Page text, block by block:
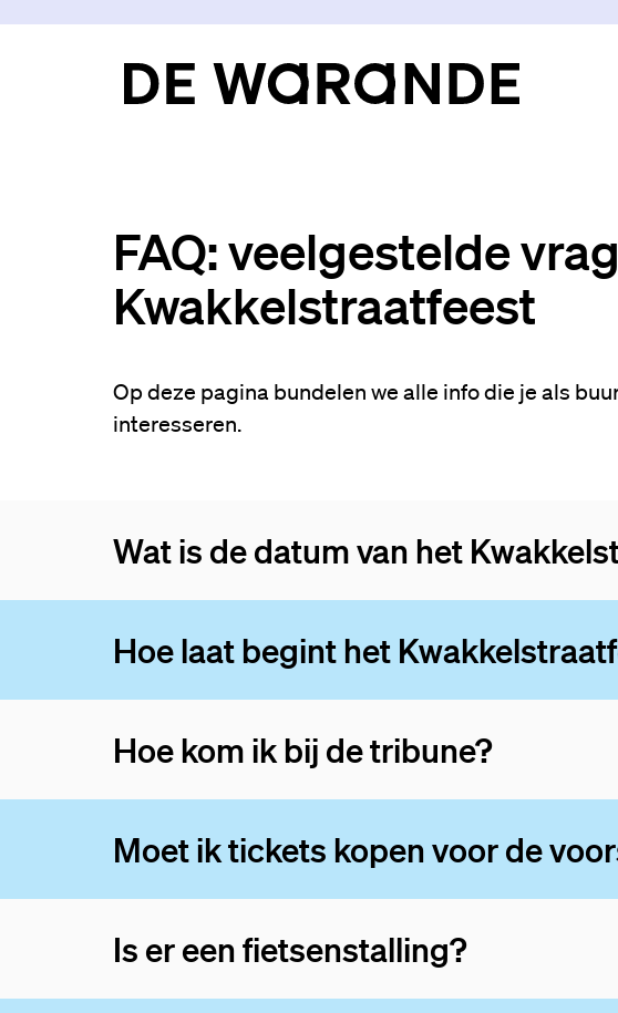
FAQ: veelgestelde
Kwakkelstraatfeest
Op deze pagina bundelen we alle info die je als
interesseren.
Wat is de datum van het
Hoe laat begint het
Hoe kom ik bij de tribune?
Moet ik tickets kopen voor de
Is er een fietsenstalling?